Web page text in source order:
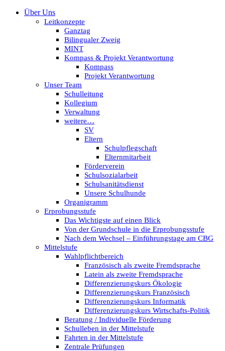
Über Uns
Leitkonzepte
Ganztag
Bilingualer Zweig
MINT
Kompass & Projekt Verantwortung
Kompass
Projekt Verantwortung
Unser Team
Schulleitung
Kollegium
Verwaltung
weitere…
SV
Eltern
Schulpflegschaft
Elternmitarbeit
Förderverein
Schulsozialarbeit
Schulsanitätsdienst
Unsere Schulhunde
Organigramm
Erprobungsstufe
Das Wichtigste auf einen Blick
Von der Grundschule in die Erprobungsstufe
Nach dem Wechsel – Einführungstage am CBG
Mittelstufe
Wahlpflichtbereich
Französisch als zweite Fremdsprache
Latein als zweite Fremdsprache
Differenzierungskurs Ökologie
Differenzierungskurs Französisch
Differenzierungskurs Informatik
Differenzierungskurs Wirtschafts-Politik
Beratung / Individuelle Förderung
Schulleben in der Mittelstufe
Fahrten in der Mittelstufe
Zentrale Prüfungen